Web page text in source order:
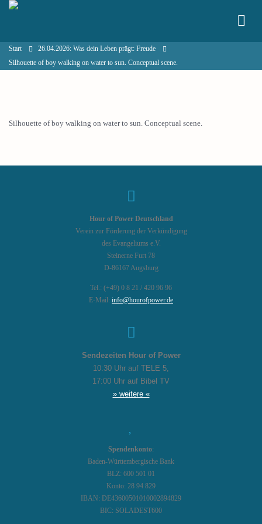
Start
26.04.2026: Was dein Leben prägt: Freude
Silhouette of boy walking on water to sun. Conceptual scene.
Silhouette of boy walking on water to sun. Conceptual scene.
Hour of Power Deutschland
Verein zur Förderung der Verkündigung
des Evangeliums e.V.
Steinerne Furt 78
D-86167 Augsburg
Tel.: (+49) 0 8 21 / 420 96 96
E-Mail: info@hourofpower.de
Sendezeiten Hour of Power
10:30 Uhr auf TELE 5,
17:00 Uhr auf Bibel TV
» weitere «
Spendenkonto:
Baden-Württembergische Bank
BLZ: 600 501 01
Konto: 28 94 829
IBAN: DE43600501010002894829
BIC: SOLADEST600